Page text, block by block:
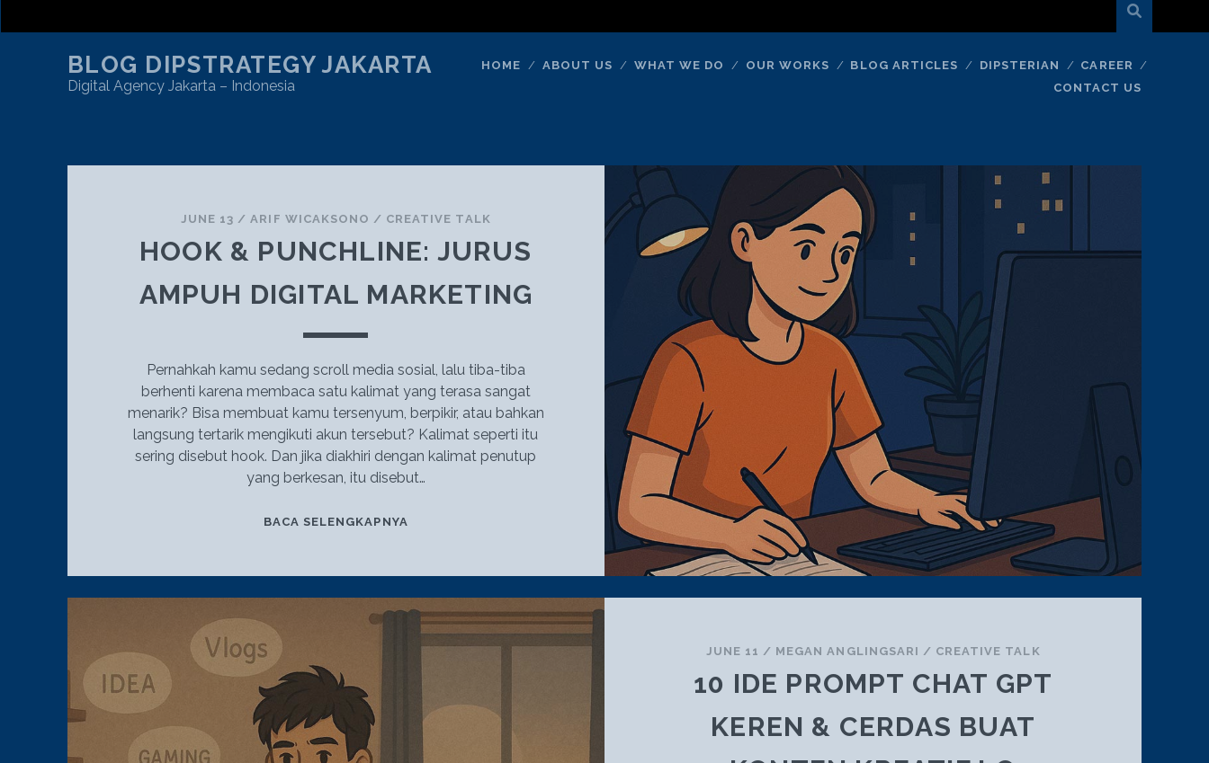
BLOG DIPSTRATEGY JAKARTA
Digital Agency Jakarta – Indonesia
HOME ABOUT US WHAT WE DO OUR WORKS BLOG ARTICLES DIPSTERIAN
CAREER
CONTACT US
JUNE 13 /ARIF WICAKSONO / CREATIVE TALK
HOOK & PUNCHLINE: JURUS
AMPUH DIGITAL MARKETING
Pernahkah kamu sedang scroll media sosial, lalu tiba-tiba
berhenti karena membaca satu kalimat yang terasa sangat
menarik? Bisa membuat kamu tersenyum, berpikir, atau bahkan
langsung tertarik mengikuti akun tersebut? Kalimat seperti itu
sering disebut hook. Dan jika diakhiri dengan kalimat penutup
yang berkesan, itu disebut…
BACA SELENGKAPNYA
AMPUH
DIGITAL
MARKETING
JUNE 11 / MEGAN ANGLINGSARI / CREATIVE TALK
10 IDE PROMPT CHAT GPT
KEREN & CERDAS BUAT